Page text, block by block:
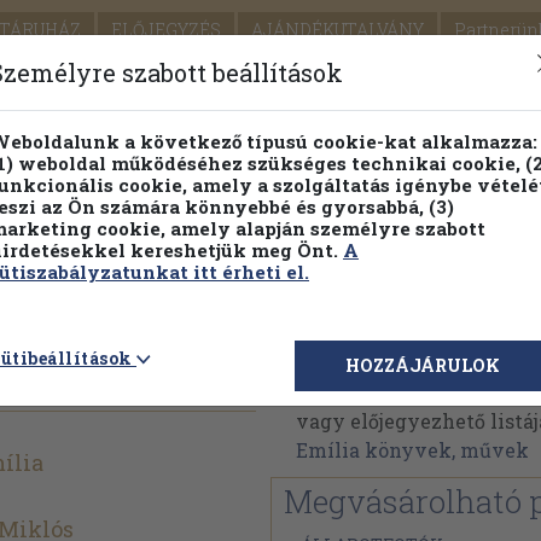
ELŐJEGYZÉS AJÁNDÉKUTALVÁNY
SEGÍTSÉG
PILLANATNYI ÁRAINK FENNTARTHATÓ
Részletes kereső Témaköri fa
Lakatos Emília
Lakatos Emília
vagy előjegyezhető
Emília könyvek, művek
Megvásárolható
szabott beállítások
a következő típusú cookie-kat alkalmazza:
weboldal működéséhez szükséges technikai cookie,
cookie, amely a szolgáltatás igénybe
az Ön számára könnyebbé és gyorsabbá, (3)
cookie, amely alapján személyre szabott
kereshetjük meg Önt. A
itt érheti el.
HOZZÁJÁRULOK